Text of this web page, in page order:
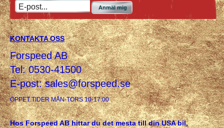
Anmäl mig
KONTAKTA OSS
Forspeed AB
Tel: 0530-41500
E-post:sales@forspeed.se
ÖPPET TIDER MÅN-TORS 10-17:00
Hos Forspeed AB hittar du det mesta till din USA bil,